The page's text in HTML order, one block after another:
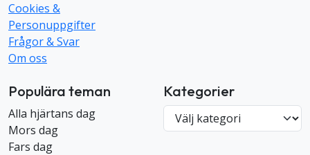
Cookies &
Personuppgifter
Frågor & Svar
Om oss
Populära teman
Alla hjärtans dag
Mors dag
Fars dag
Kategorier
a